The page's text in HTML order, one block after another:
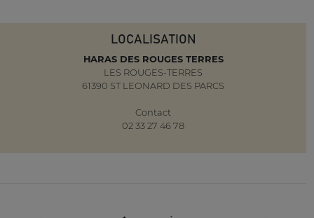
LOCALISATION
HARAS DES ROUGES TERRES
LES ROUGES-TERRES
61390 ST LEONARD DES PARCS
Contact
02 33 27 46 78